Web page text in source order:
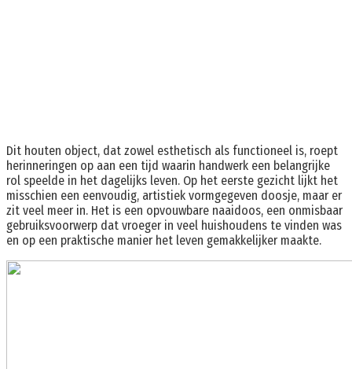
Dit houten object, dat zowel esthetisch als functioneel is, roept
herinneringen op aan een tijd waarin handwerk een belangrijke
rol speelde in het dagelijks leven. Op het eerste gezicht lijkt het
misschien een eenvoudig, artistiek vormgegeven doosje, maar er
zit veel meer in. Het is een opvouwbare naaidoos, een onmisbaar
gebruiksvoorwerp dat vroeger in veel huishoudens te vinden was
en op een praktische manier het leven gemakkelijker maakte.